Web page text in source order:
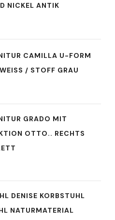
NICKEL ANTIK
CAMILLA U-FORM
/ STOFF GRAU
GRADO MIT
OTTO.. RECHTS
DENISE KORBSTUHL
NATURMATERIAL